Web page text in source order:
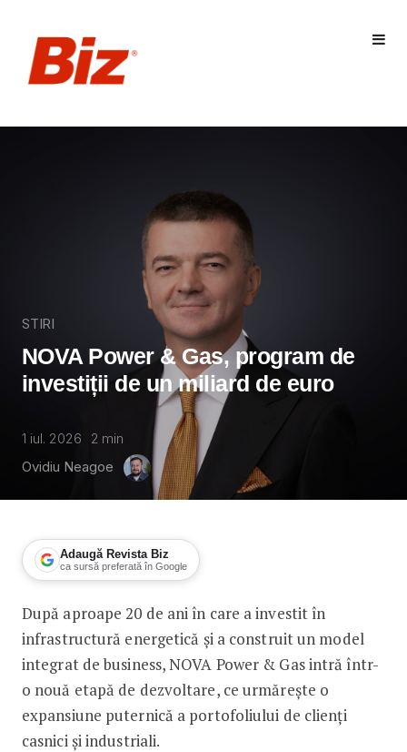
STIRI
NOVA Power & Gas, program de
investiții de un miliard de euro
1 iul. 2026 2 min
Ovidiu Neagoe
Adaugă Revista Biz
ca sursă preferată în Google
NOVA Power & Gas, program de
După aproape 20 de ani în care a investit în
infrastructură energetică și a construit un model
integrat de business, NOVA Power & Gas intră într-
o nouă etapă de dezvoltare, ce urmărește o
expansiune puternică a portofoliului de clienți
casnici și industriali.